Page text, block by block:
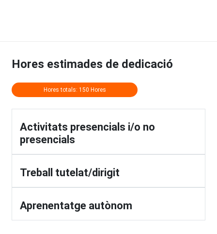
Hores estimades de dedicació
Hores totals: 150 Hores
Activitats presencials i/o no
presencials
Treball tutelat/dirigit
Aprenentatge autònom